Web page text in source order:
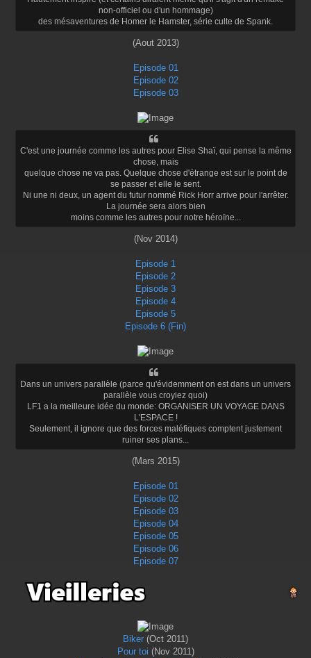
non-officiel ou d'un hommage)
des mésaventures de Homer le Hamster, série culte de Spank.
(Aout 2013)
Episode 01
Episode 02
Episode 03
C'est une journée comme les autres pour Elise Shaï, qui pense la même
chose, mais
quelque chose ne va pas. Quelque chose d'étrange est sur le point de
se passer et elle le sent.
Ni une ni deux, un agent du futur nommé Rick Horr arrive pour l'arrêter.
La journée sera alors bien
moins comme les autres pour notre héroïne...
(Nov 2014)
Episode 1
Episode 2
Episode 3
Episode 4
Episode 5
Episode 6 (Fin)
Dans un univers parallèle (parce qu'évidemment on est dans un univers
parallèle vous croyiez quoi)
LF1 a la meilleure idée du monde: ORGANISER UN VOYAGE DANS
L'ESPACE !
Seulement, il ignore que des forces maléfiques comptent justement
ruiner ses plans...
(Mars 2015)
Episode 01
Episode 02
Episode 03
Episode 04
Episode 05
Episode 06
Episode 07
Biker (Oct 2011)
Pour toi (Nov 2011)